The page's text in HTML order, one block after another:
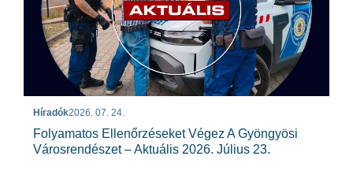
Híradók2026. 07. 24.
Folyamatos Ellenőrzéseket Végez A Gyöngyösi
Városrendészet – Aktuális 2026. Július 23.